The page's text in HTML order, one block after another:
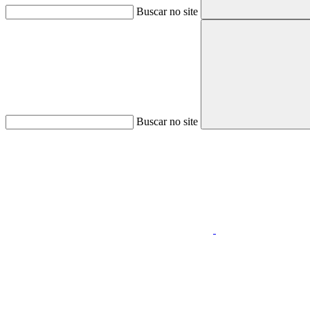
Buscar no site
Buscar no site